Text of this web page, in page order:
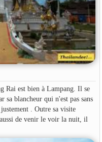
Rai est bien à Lampang. Il se
sa blancheur qui n'est pas sans
. Outre sa visite
de venir le voir la nuit, il